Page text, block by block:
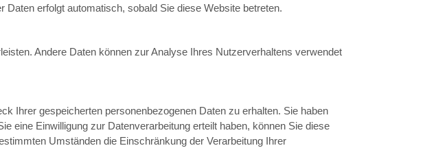
erfolgt automatisch, sobald Sie diese Website betreten.
Andere Daten können zur Analyse Ihres Nutzerverhaltens verwendet
Ihrer gespeicherten personenbezogenen Daten zu erhalten. Sie haben
eine Einwilligung zur Datenverarbeitung erteilt haben, können Sie diese
Umständen die Einschränkung der Verarbeitung Ihrer